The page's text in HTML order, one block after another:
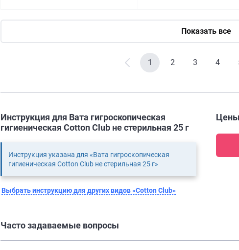
Показать все
1 2 3 4
Инструкция для Вата гигроскопическая
гигиеническая Cotton Club не стерильная 25 г
Инструкция указана для «Вата гигроскопическая
гигиеническая Cotton Club не стерильная 25 г»
Выбрать инструкцию для других видов «Cotton Club»
Часто задаваемые вопросы